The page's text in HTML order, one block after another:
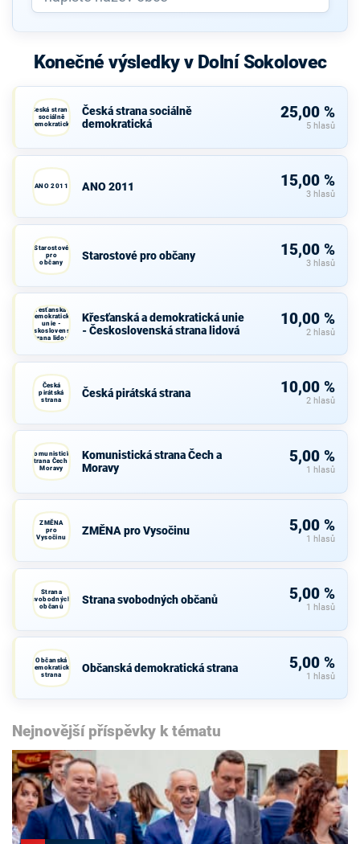
Konečné výsledky v Dolní Sokolovec
Česká strana
sociálně
demokratická
Česká strana sociálně
demokratická
25,00 %
5 hlasů
ANO 2011 ANO 2011 15,00 %
3 hlasů
Starostové
pro
občany
Starostové pro občany 15,00 %
3 hlasů
Křesťanská a
demokratická
unie -
Československá
strana lidová
Křesťanská a demokratická unie
- Československá strana lidová
10,00 %
2 hlasů
Česká
pirátská
strana
Česká pirátská strana 10,00 %
2 hlasů
Komunistická
strana Čech a
Moravy
Komunistická strana Čech a
Moravy
5,00 %
1 hlasů
ZMĚNA
pro
Vysočinu
ZMĚNA pro Vysočinu 5,00 %
1 hlasů
Strana
svobodných
občanů
Strana svobodných občanů 5,00 %
1 hlasů
Občanská
demokratická
strana
Občanská demokratická strana 5,00 %
1 hlasů
Nejnovější příspěvky k tématu